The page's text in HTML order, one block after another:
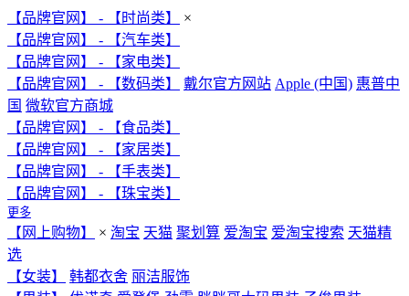
【品牌官网】 - 【时尚类】
×
【品牌官网】 - 【汽车类】
【品牌官网】 - 【家电类】
【品牌官网】 - 【数码类】
戴尔官方网站 Apple (中国) 惠普中
国 微软官方商城
【品牌官网】 - 【食品类】
【品牌官网】 - 【家居类】
【品牌官网】 - 【手表类】
【品牌官网】 - 【珠宝类】
更多
【网上购物】 × 淘宝 天猫 聚划算 爱淘宝 爱淘宝搜索 天猫精
选
【女装】
韩都衣舍 丽洁服饰